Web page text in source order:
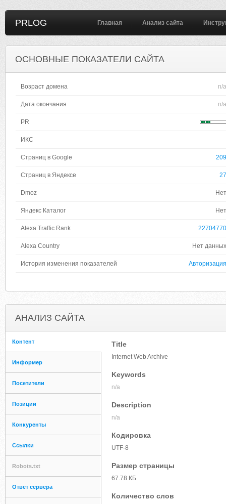
PRLOG Главная Анализ сайта
ОСНОВНЫЕ ПОКАЗАТЕЛИ САЙТА
Возраст домена n/a
Дата окончания n/a
PR
ИКС
Страниц в Google 209
Страниц в Яндексе 27
Dmoz Нет
Яндекс Каталог Нет
Alexa Traffic Rank 22704770
Alexa Country Нет данных
История изменения показателей Авторизация
АНАЛИЗ САЙТА
Контент
Информер
Посетители
Позиции
Конкуренты
Ссылки
Robots.txt
Ответ сервера
Title
Internet Web Archive
Keywords
n/a
Description
n/a
Кодировка
UTF-8
Размер страницы
67.78 КБ
Количество слов